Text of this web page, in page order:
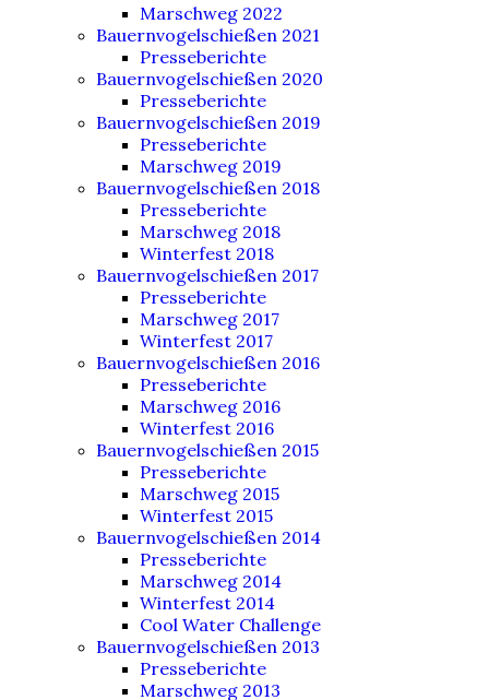
Marschweg 2022
Bauernvogelschießen 2021
Presseberichte
Bauernvogelschießen 2020
Presseberichte
Bauernvogelschießen 2019
Presseberichte
Marschweg 2019
Bauernvogelschießen 2018
Presseberichte
Marschweg 2018
Winterfest 2018
Bauernvogelschießen 2017
Presseberichte
Marschweg 2017
Winterfest 2017
Bauernvogelschießen 2016
Presseberichte
Marschweg 2016
Winterfest 2016
Bauernvogelschießen 2015
Presseberichte
Marschweg 2015
Winterfest 2015
Bauernvogelschießen 2014
Presseberichte
Marschweg 2014
Winterfest 2014
Cool Water Challenge
Bauernvogelschießen 2013
Presseberichte
Marschweg 2013